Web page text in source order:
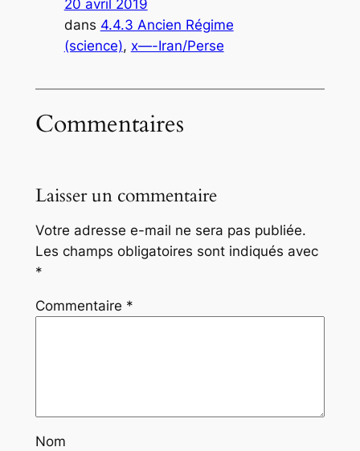
20 avril 2019
dans 4.4.3 Ancien Régime
(science), x—-Iran/Perse
Commentaires
Laisser un commentaire
Votre adresse e-mail ne sera pas publiée.
Les champs obligatoires sont indiqués avec
*
Commentaire *
Nom